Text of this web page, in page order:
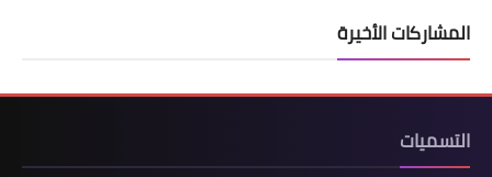
المشاركات الأخيرة
التسميات